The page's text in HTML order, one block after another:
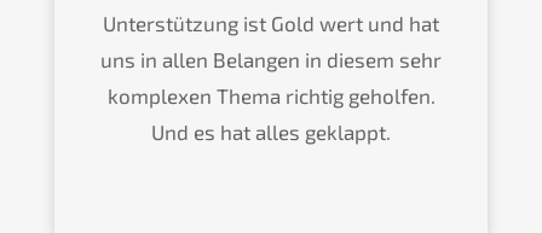
Unterstützung ist Gold wert und hat
uns in allen Belangen in diesem sehr
komplexen Thema richtig geholfen.
Und es hat alles geklappt.